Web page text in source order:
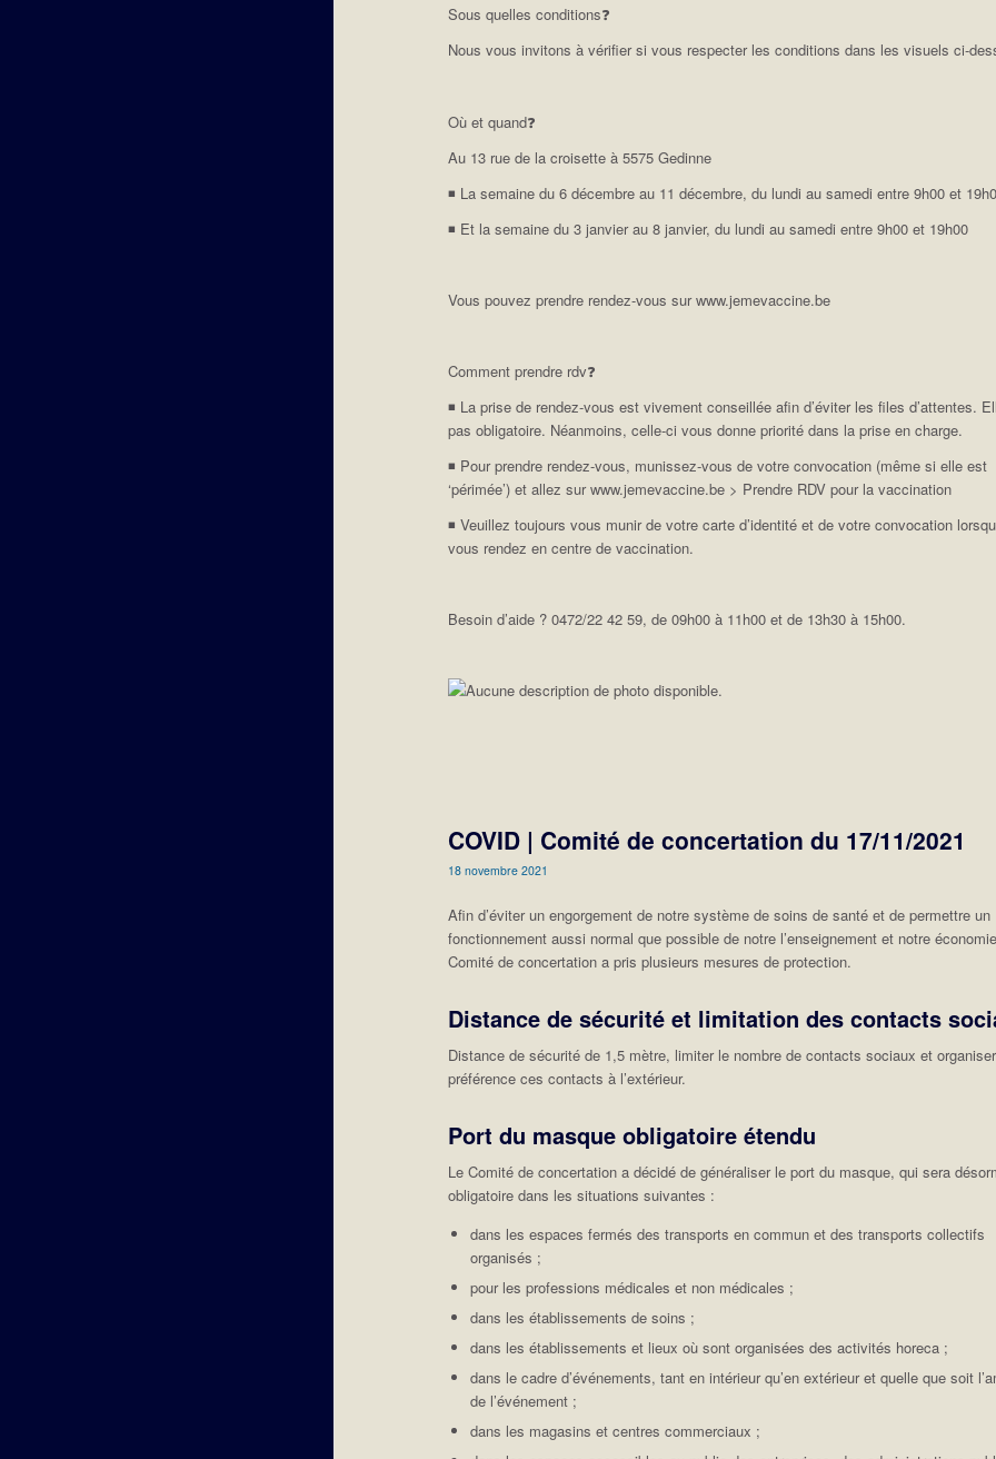
Sous quelles conditions❓
Nous vous invitons à vérifier si vous respecter les conditions dans les visuels ci-
Où et quand❓
Au 13 rue de la croisette à 5575 Gedinne
◾️ La semaine du 6 décembre au 11 décembre, du lundi au samedi entre 9h00 et
◾️ Et la semaine du 3 janvier au 8 janvier, du lundi au samedi entre 9h00 et 19h00
Vous pouvez prendre rendez-vous sur www.jemevaccine.be
Comment prendre rdv❓
◾️ La prise de rendez-vous est vivement conseillée afin d’éviter les files d’attentes.
pas obligatoire. Néanmoins, celle-ci vous donne priorité dans la prise en charge.
◾️ Pour prendre rendez-vous, munissez-vous de votre convocation (même si elle est
‘périmée’) et allez sur www.jemevaccine.be > Prendre RDV pour la vaccination
◾️ Veuillez toujours vous munir de votre carte d’identité et de votre convocation
vous rendez en centre de vaccination.
Besoin d’aide ? 0472/22 42 59, de 09h00 à 11h00 et de 13h30 à 15h00.
COVID | Comité de concertation du 17/11/2021
18 novembre 2021
Afin d’éviter un engorgement de notre système de soins de santé et de permettre un
fonctionnement aussi normal que possible de notre l’enseignement et notre
Comité de concertation a pris plusieurs mesures de protection.
Distance de sécurité et limitation des contacts
Distance de sécurité de 1,5 mètre, limiter le nombre de contacts sociaux et
préférence ces contacts à l’extérieur.
Port du masque obligatoire étendu
Le Comité de concertation a décidé de généraliser le port du masque, qui sera
obligatoire dans les situations suivantes :
dans les espaces fermés des transports en commun et des transports collectifs
organisés ;
pour les professions médicales et non médicales ;
dans les établissements de soins ;
dans les établissements et lieux où sont organisées des activités horeca ;
dans le cadre d’événements, tant en intérieur qu’en extérieur et quelle que soit
de l’événement ;
dans les magasins et centres commerciaux ;